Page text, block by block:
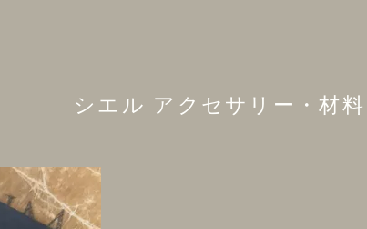
シエル アクセサリー・材